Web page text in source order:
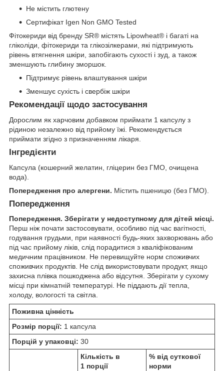
Не містить глютену
Сертифікат Igen Non GMO Tested
Фітокериди від бренду SR® містять Lipowheat® і багаті на
гліколіди, фітокериди та глікозілкерами, які підтримують
рівень втягнення шкіри, запобігають сухості і зуд, а також
зменшують глибину зморшок.
Підтримує рівень влаштування шкіри
Зменшує сухість і свербіж шкіри
Рекомендації щодо застосування
Дорослим як харчовим добавком приймати 1 капсулу з
рідиною незалежно від прийому їжі. Рекомендується
приймати згідно з призначенням лікаря.
Інгредієнти
Капсула (кошерний желатин, гліцерин без ГМО, очищена
вода).
Попередження про алергени. Містить пшеницю (без ГМО).
Попередження
Попередження. Зберігати у недоступному для дітей місці.
Перш ніж почати застосовувати, особливо під час вагітності,
годування грудьми, при наявності будь-яких захворювань або
під час прийому ліків, слід порадитися з кваліфікованим
медичним працівником. Не перевищуйте норм споживчих
споживчих продуктів. Не слід використовувати продукт, якщо
захисна плівка пошкоджена або відсутня. Зберігати у сухому
місці при кімнатній температурі. Не піддають дії тепла,
холоду, вологості та світла.
Поживна цінність
Розмір порції: 1 капсула
Порцій у упаковці: 30
Кількість в
1 порції
% від суткової
норми